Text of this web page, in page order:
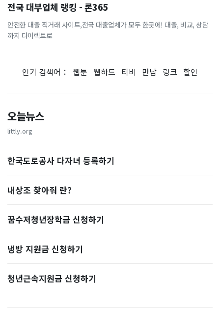
전국 대부업체 랭킹 - 론365
안전한 대출 직거래 사이트,전국 대출업체가 모두 한곳에! 대출, 비교, 상담
까지 다이렉트로
인기 검색어： 웹툰 웹하드 티비 만남 링크 할인
오늘뉴스
littly.org
한국도로공사 다자녀 등록하기
내상조 찾아줘 란?
꿈수저청년장학금 신청하기
냉방 지원금 신청하기
청년근속지원금 신청하기